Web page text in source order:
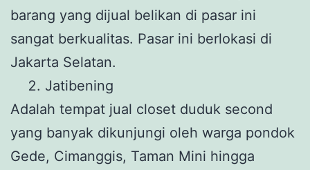
barang yang dijual belikan di pasar ini
sangat berkualitas. Pasar ini berlokasi di
Jakarta Selatan.
Jatibening
Adalah tempat jual closet duduk second
yang banyak dikunjungi oleh warga pondok
Gede, Cimanggis, Taman Mini hingga